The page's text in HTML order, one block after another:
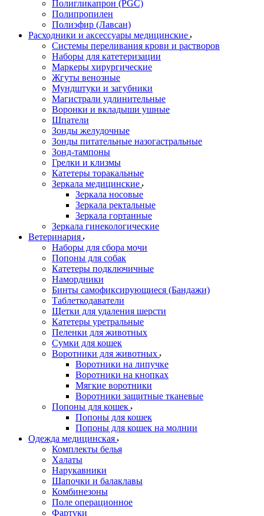
Полигликапрон (PGC)
Полипропилен
Полиэфир (Лавсан)
Расходники и аксессуары медицинские
Системы переливания крови и растворов
Наборы для катетеризации
Маркеры хирургические
Жгуты венозные
Мундштуки и загубники
Магистрали удлинительные
Воронки и вкладыши ушные
Шпатели
Зонды желудочные
Зонды питательные назогастральные
Зонд-тампоны
Грелки и клизмы
Катетеры торакальные
Зеркала медицинские
Зеркала носовые
Зеркала ректальные
Зеркала гортанные
Зеркала гинекологические
Ветеринария
Наборы для сбора мочи
Попоны для собак
Катетеры подключичные
Намордники
Бинты самофиксирующиеся (Бандажи)
Таблеткодаватели
Щетки для удаления шерсти
Катетеры уретральные
Пеленки для животных
Сумки для кошек
Воротники для животных
Воротники на липучке
Воротники на кнопках
Мягкие воротники
Воротники защитные тканевые
Попоны для кошек
Попоны для кошек
Попоны для кошек на молнии
Одежда медицинская
Комплекты белья
Халаты
Нарукавники
Шапочки и балаклавы
Комбинезоны
Поле операционное
Фартуки